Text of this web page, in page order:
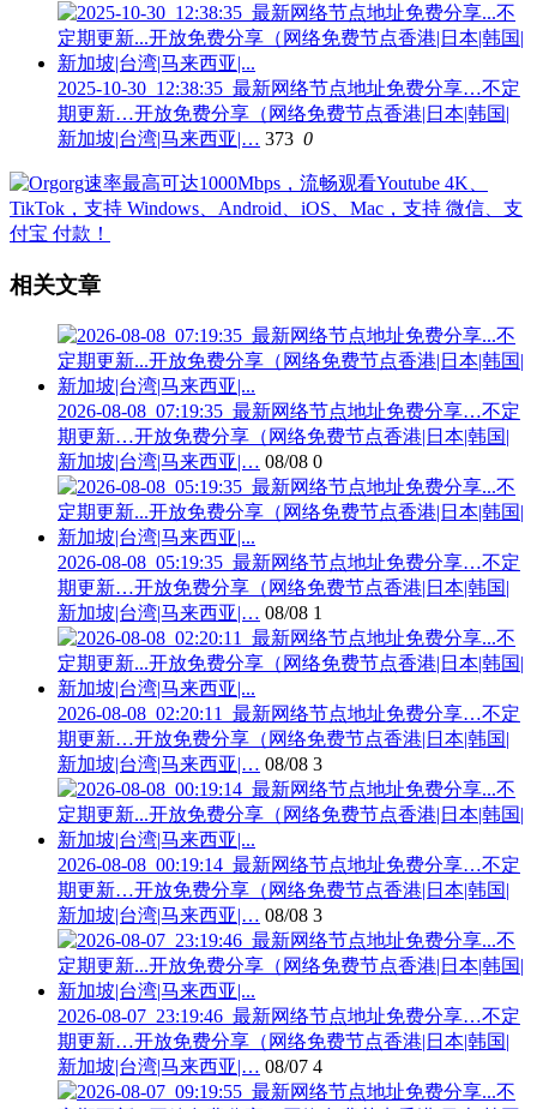
2025-10-30_12:38:35_最新网络节点地址免费分享…不定
期更新…开放免费分享（网络免费节点香港|日本|韩国|
新加坡|台湾|马来西亚|… 373 0
相关文章
2026-08-08_07:19:35_最新网络节点地址免费分享…不定
期更新…开放免费分享（网络免费节点香港|日本|韩国|
新加坡|台湾|马来西亚|… 08/08 0
2026-08-08_05:19:35_最新网络节点地址免费分享…不定
期更新…开放免费分享（网络免费节点香港|日本|韩国|
新加坡|台湾|马来西亚|… 08/08 1
2026-08-08_02:20:11_最新网络节点地址免费分享…不定
期更新…开放免费分享（网络免费节点香港|日本|韩国|
新加坡|台湾|马来西亚|… 08/08 3
2026-08-08_00:19:14_最新网络节点地址免费分享…不定
期更新…开放免费分享（网络免费节点香港|日本|韩国|
新加坡|台湾|马来西亚|… 08/08 3
2026-08-07_23:19:46_最新网络节点地址免费分享…不定
期更新…开放免费分享（网络免费节点香港|日本|韩国|
新加坡|台湾|马来西亚|… 08/07 4